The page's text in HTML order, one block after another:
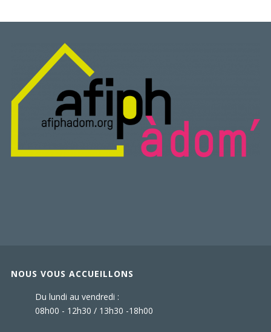
NOUS VOUS ACCUEILLONS
Du lundi au vendredi :
08h00 - 12h30 / 13h30 -18h00